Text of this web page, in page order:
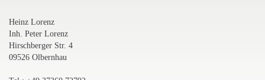
Heinz Lorenz
Inh. Peter Lorenz
Hirschberger Str. 4
09526 Olbernhau